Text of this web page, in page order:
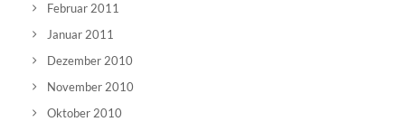
Februar 2011
Januar 2011
Dezember 2010
November 2010
Oktober 2010